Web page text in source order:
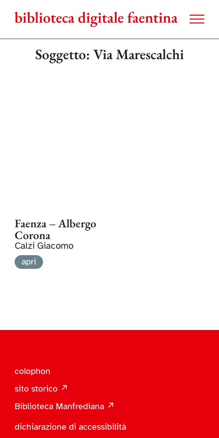
contenuto
Soggetto: Via Marescalchi
Faenza – Albergo
Corona
Calzi Giacomo
apri
colophon
sito storico ↗
Biblioteca Manfrediana ↗
dichiarazione di accessibilità